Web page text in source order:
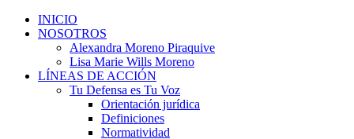
INICIO
NOSOTROS
Alexandra Moreno Piraquive
Lisa Marie Wills Moreno
LÍNEAS DE ACCIÓN
Tu Defensa es Tu Voz
Orientación jurídica
Definiciones
Normatividad